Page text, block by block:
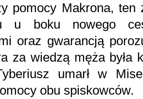
pomocy Makrona,
u boku nowego
oraz gwarancją
za wiedzą męża była
umarł w
obu spiskowców.